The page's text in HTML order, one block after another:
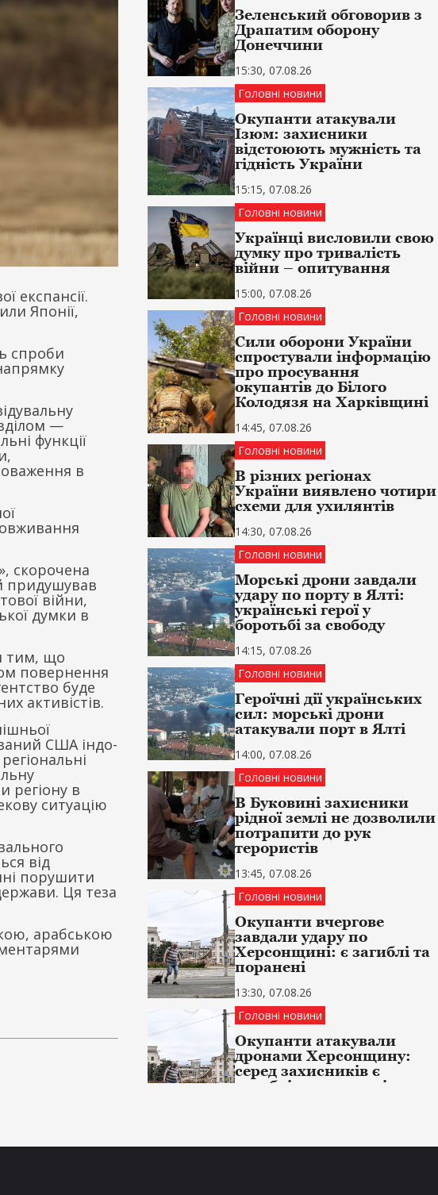
експансії.
Японії,
спроби
—
функції
в
скорочена
придушував
війни,
думки в
тим, що
повернення
буде
активістів.
США індо-
регіону в
ситуацію
від
порушити
Ця теза
арабською
Зеленський обговорив з
Драпатим оборону
Донеччини
15:30, 07.08.26
Головні новини
Окупанти атакували
Ізюм: захисники
відстоюють мужність та
гідність України
15:15, 07.08.26
Головні новини
Українці висловили свою
думку про тривалість
війни – опитування
15:00, 07.08.26
Головні новини
Сили оборони України
спростували інформацію
про просування
окупантів до Білого
Колодязя на Харківщині
14:45, 07.08.26
Головні новини
В різних регіонах
України виявлено чотири
схеми для ухилянтів
14:30, 07.08.26
Головні новини
Морські дрони завдали
удару по порту в Ялті:
українські герої у
боротьбі за свободу
14:15, 07.08.26
Головні новини
Героїчні дії українських
сил: морські дрони
атакували порт в Ялті
14:00, 07.08.26
Головні новини
В Буковині захисники
рідної землі не дозволили
потрапити до рук
терористів
13:45, 07.08.26
Головні новини
Окупанти вчергове
завдали удару по
Херсонщині: є загиблі та
поранені
13:30, 07.08.26
Головні новини
Окупанти атакували
дронами Херсонщину:
серед захисників є
загиблі та поранені